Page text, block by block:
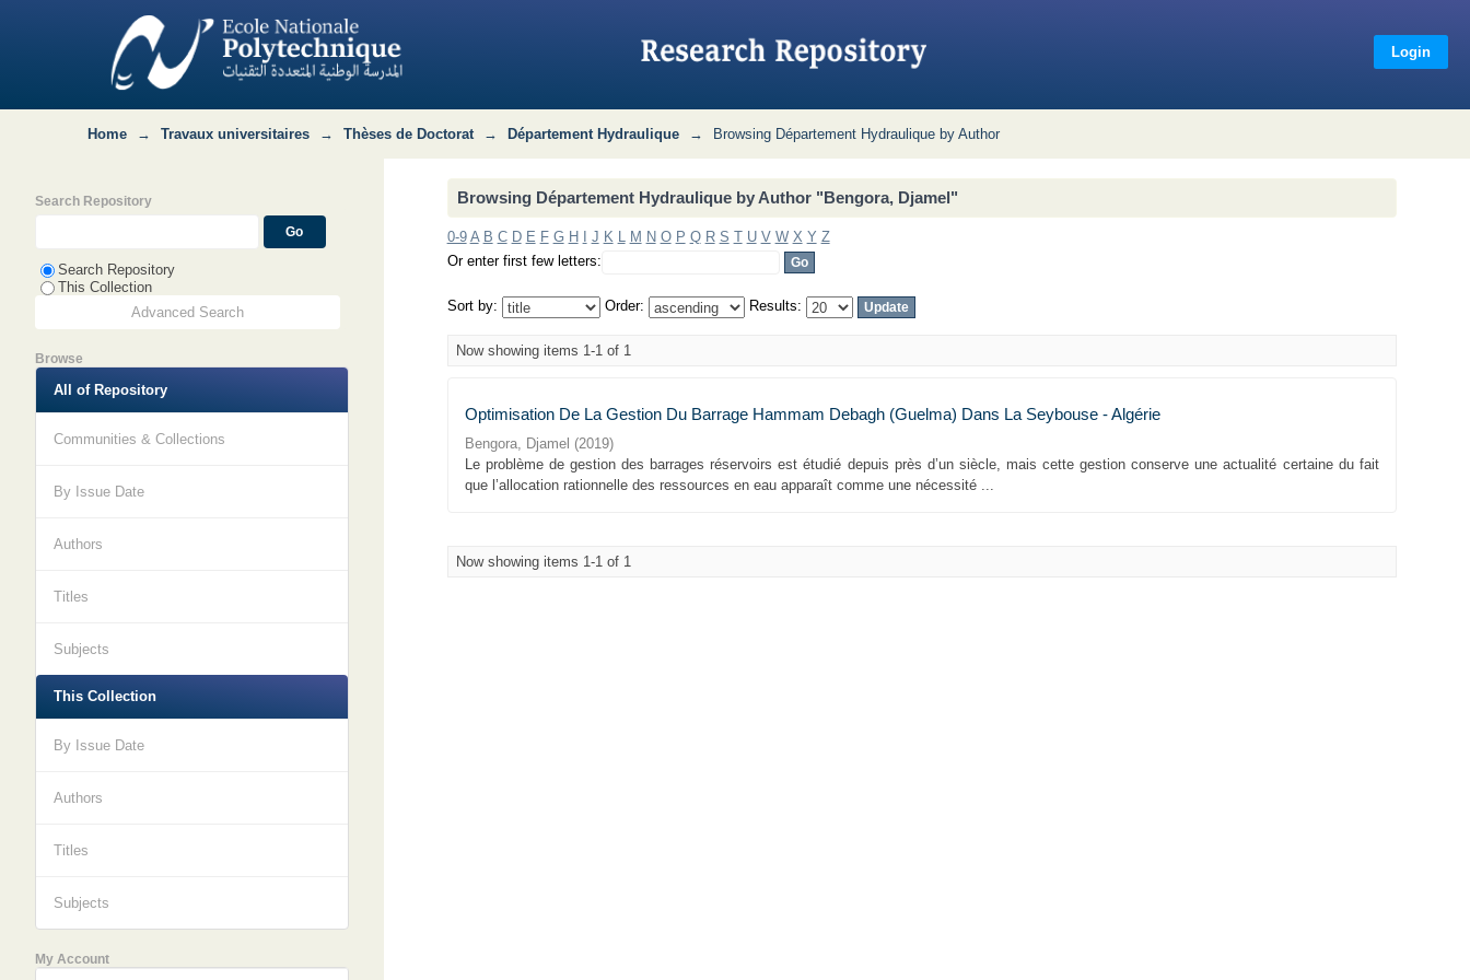
Browsing Département Hydraulique by Author "Bengora, Djamel"
Login
Home → Travaux universitaires → Thèses de Doctorat → Département Hydraulique → Browsing Département Hydraulique by Author
Browsing Département Hydraulique by Author "Bengora, Djamel"
0-9 A B C D E F G H J K L M N O P Q R S T U V W X Y Z
Or enter first few letters:
Sort by: Order: Results:
Now showing items 1-1 of 1
Optimisation De La Gestion Du Barrage Hammam Debagh (Guelma) Dans La Seybouse - Algérie
Bengora, Djamel (2019)
Le problème de gestion des barrages réservoirs est étudié depuis près d’un siècle, mais cette gestion conserve une actualité certaine du fait
que l’allocation rationnelle des ressources en eau apparaît comme une nécessité ...
Now showing items 1-1 of 1
Search Repository
Search Repository
This Collection
Advanced Search
Browse
All of Repository
Communities & Collections
By Issue Date
Authors
Titles
Subjects
This Collection
By Issue Date
Authors
Titles
Subjects
My Account